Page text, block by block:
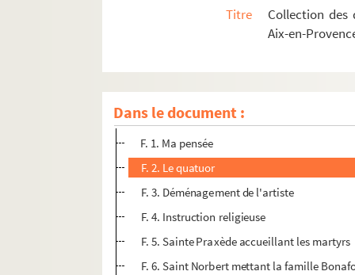
Titre
Collection des
Aix-en-
Dans le document :
DES 2. A. de Bavre. Album de dessins
DES 4. Noël-Thomas-Joseph Clérian. Album
DES 5. Baptistin Martin. Recueil de dessins
F. 1. Ma pensée
F. 2. Le quatuor
F. 3. Déménagement de l'artiste
F. 4. Instruction religieuse
F. 5. Sainte Praxède accueillant les martyrs
F. 6. Saint Norbert mettant la famille